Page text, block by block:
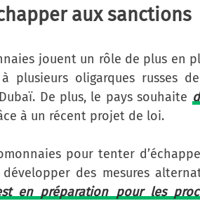
aux sanctions
jouent un rôle de plus en
plusieurs oligarques russes de
De plus, le pays souhaite
à un récent projet de loi.
pour tenter
des mesures
en préparation pour les